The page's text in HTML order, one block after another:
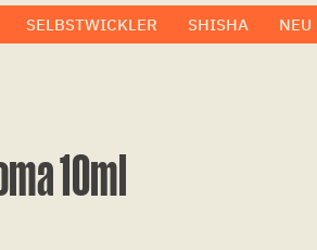
SELBSTWICKLER SHISHA NEU
10ml